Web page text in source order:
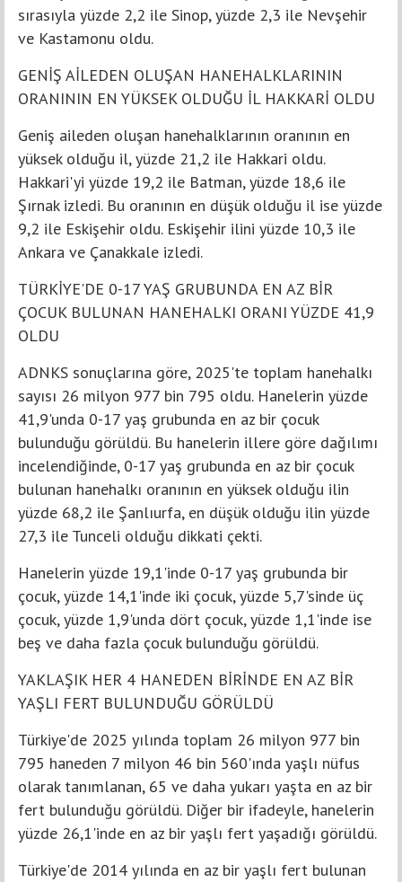
sırasıyla yüzde 2,2 ile Sinop, yüzde 2,3 ile Nevşehir
ve Kastamonu oldu.
GENİŞ AİLEDEN OLUŞAN HANEHALKLARININ
ORANININ EN YÜKSEK OLDUĞU İL HAKKARİ OLDU
Geniş aileden oluşan hanehalklarının oranının en
yüksek olduğu il, yüzde 21,2 ile Hakkari oldu.
Hakkari'yi yüzde 19,2 ile Batman, yüzde 18,6 ile
Şırnak izledi. Bu oranının en düşük olduğu il ise yüzde
9,2 ile Eskişehir oldu. Eskişehir ilini yüzde 10,3 ile
Ankara ve Çanakkale izledi.
TÜRKİYE'DE 0-17 YAŞ GRUBUNDA EN AZ BİR
ÇOCUK BULUNAN HANEHALKI ORANI YÜZDE 41,9
OLDU
ADNKS sonuçlarına göre, 2025'te toplam hanehalkı
sayısı 26 milyon 977 bin 795 oldu. Hanelerin yüzde
41,9'unda 0-17 yaş grubunda en az bir çocuk
bulunduğu görüldü. Bu hanelerin illere göre dağılımı
incelendiğinde, 0-17 yaş grubunda en az bir çocuk
bulunan hanehalkı oranının en yüksek olduğu ilin
yüzde 68,2 ile Şanlıurfa, en düşük olduğu ilin yüzde
27,3 ile Tunceli olduğu dikkati çekti.
Hanelerin yüzde 19,1'inde 0-17 yaş grubunda bir
çocuk, yüzde 14,1'inde iki çocuk, yüzde 5,7'sinde üç
çocuk, yüzde 1,9'unda dört çocuk, yüzde 1,1'inde ise
beş ve daha fazla çocuk bulunduğu görüldü.
YAKLAŞIK HER 4 HANEDEN BİRİNDE EN AZ BİR
YAŞLI FERT BULUNDUĞU GÖRÜLDÜ
Türkiye'de 2025 yılında toplam 26 milyon 977 bin
795 haneden 7 milyon 46 bin 560'ında yaşlı nüfus
olarak tanımlanan, 65 ve daha yukarı yaşta en az bir
fert bulunduğu görüldü. Diğer bir ifadeyle, hanelerin
yüzde 26,1'inde en az bir yaşlı fert yaşadığı görüldü.
Türkiye'de 2014 yılında en az bir yaşlı fert bulunan